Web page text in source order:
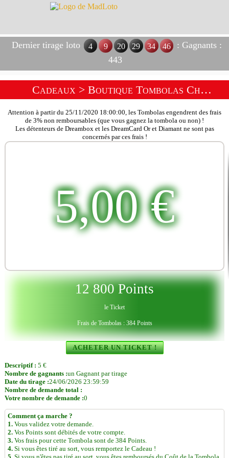
Dernier tirage loto 4 9 20 29 34 46
: Gagnants :
443
Cadeaux > Boutique Tombolas Chèques
Attention à partir du 25/11/2020 18:00:00, les Tombolas engendrent des frais
de 3% non remboursables (que vous gagnez la tombola ou non) !
Les détenteurs de Dreambox et les DreamCard Or et Diamant ne sont pas
concernés par ces frais !
5,00 €
12 800 Points
le Ticket
Frais de Tombolas : 384 Points
ACHETER UN TICKET !
Descriptif : 5 €
Nombre de gagnants :un Gagnant par tirage
Date du tirage :24/06/2026 23:59:59
Nombre de demande total :
Votre nombre de demande :0
Comment ça marche ?
1.Vous validez votre demande.
2.Vos Points sont débités de votre compte.
3.Vos frais pour cette Tombola sont de 384 Points.
4.Si vous êtes tiré au sort, vous remportez le Cadeau !